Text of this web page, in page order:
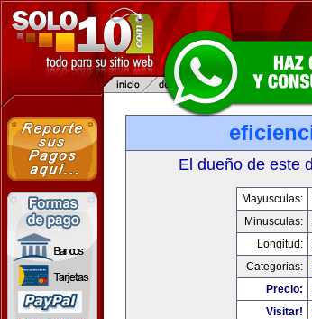
El dueño de este
Mayusculas:
Minusculas:
Longitud:
Categorias:
Precio:
Visitar!